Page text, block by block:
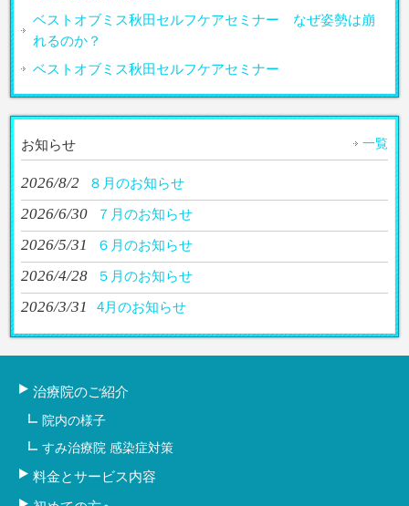
ベストオブミス秋田セルフケアセミナー なぜ姿勢は崩
れるのか？
ベストオブミス秋田セルフケアセミナー
お知らせ 一覧
2026/8/2 ８月のお知らせ
2026/6/30 ７月のお知らせ
2026/5/31 ６月のお知らせ
2026/4/28 ５月のお知らせ
2026/3/31 4月のお知らせ
治療院のご紹介
院内の様子
すみ治療院 感染症対策
料金とサービス内容